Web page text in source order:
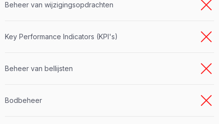
Beheer van wijzigingsopdrachten
Key Performance Indicators (KPI's)
Beheer van bellijsten
Bodbeheer